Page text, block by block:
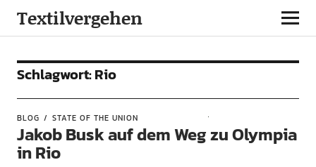
Textilvergehen
Schlagwort:Rio
BLOG STATE OF THE UNION
Jakob Busk auf dem Weg zu Olympia
in Rio